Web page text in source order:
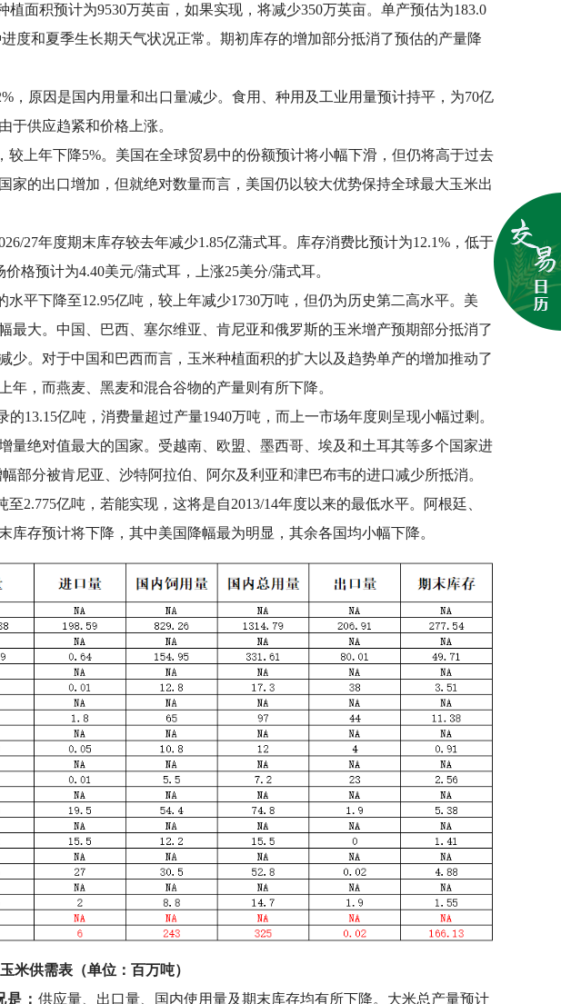
面积预计为9530万英亩，如果实现，将减少350万英亩。单产预估为183.0
度和夏季生长期天气状况正常。期初库存的增加部分抵消了预估的产量降
，原因是国内用量和出口量减少。食用、种用及工业用量预计持平，为70亿
于供应趋紧和价格上涨。
较上年下降5%。美国在全球贸易中的份额预计将小幅下滑，但仍将高于过去
家的出口增加，但就绝对数量而言，美国仍以较大优势保持全球最大玉米出
27年度期末库存较去年减少1.85亿蒲式耳。库存消费比预计为12.1%，低于
格预计为4.40美元/蒲式耳，上涨25美分/蒲式耳。
平下降至12.95亿吨，较上年减少1730万吨，但仍为历史第二高水平。美
最大。中国、巴西、塞尔维亚、肯尼亚和俄罗斯的玉米增产预期部分抵消了
少。对于中国和巴西而言，玉米种植面积的扩大以及趋势单产的增加推动了
，而燕麦、黑麦和混合谷物的产量则有所下降。
13.15亿吨，消费量超过产量1940万吨，而上一市场年度则呈现小幅过剩。
量绝对值最大的国家。受越南、欧盟、墨西哥、埃及和土耳其等多个国家进
部分被肯尼亚、沙特阿拉伯、阿尔及利亚和津巴布韦的进口减少所抵消。
2.775亿吨，若能实现，这将是自2013/14年度以来的最低水平。阿根廷、
存预计将下降，其中美国降幅最为明显，其余各国均小幅下降。
米供需表（单位：百万吨）
： 供应量、出口量、国内使用量及期末库存均有所下降。大米总产量预计